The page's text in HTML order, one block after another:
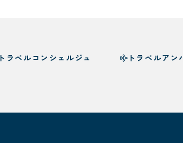
トラベルコンシェルジュ トラベルアン